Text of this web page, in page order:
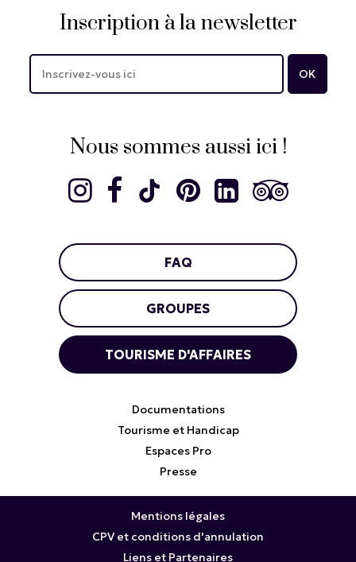
Inscription à la newsletter
Nous sommes aussi ici !
FAQ
GROUPES
TOURISME D'AFFAIRES
Documentations
Tourisme et Handicap
Espaces Pro
Presse
Mentions légales
CPV et conditions d'annulation
Liens et Partenaires